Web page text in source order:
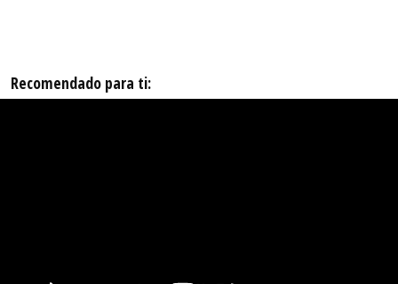
Recomendado para ti: